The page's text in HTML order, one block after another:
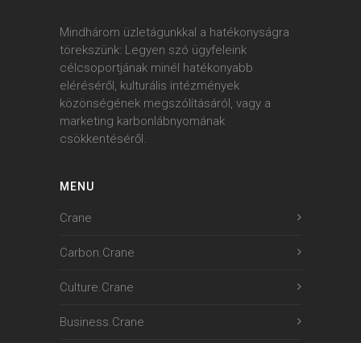
Mindhárom üzletágunkkal a hatékonyságra
törekszünk: Legyen szó ügyfeleink
célcsoportjának minél hatékonyabb
eléréséről, kulturális intézmények
közönségének megszólításáról, vagy a
marketing karbonlábnyomának
csökkentéséről.
MENU
Crane
Carbon.Crane
Culture.Crane
Business.Crane